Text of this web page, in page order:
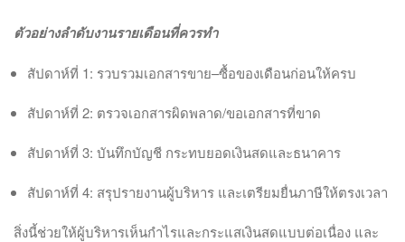
ตัวอย่างลำดับงานรายเดือนที่ควรทำ
สัปดาห์ที่ 1: รวบรวมเอกสารขาย–ซื้อของเดือนก่อนให้ครบ
สัปดาห์ที่ 2: ตรวจเอกสารผิดพลาด/ขอเอกสารที่ขาด
สัปดาห์ที่ 3: บันทึกบัญชี กระทบยอดเงินสดและธนาคาร
สัปดาห์ที่ 4: สรุปรายงานผู้บริหาร และเตรียมยื่นภาษีให้ตรงเวลา
สิ่งนี้ช่วยให้ผู้บริหารเห็นกำไรและกระแสเงินสดแบบต่อเนื่อง และ